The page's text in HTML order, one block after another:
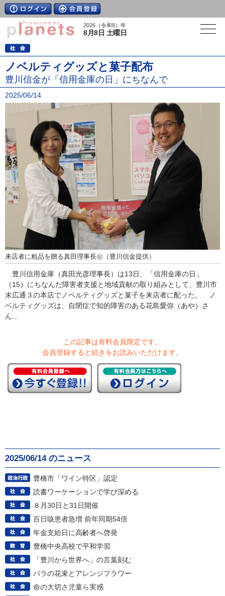
2026（令和8）年
8月8日 土曜日
ノベルティグッズと菓子配布
豊川信金が「信用金庫の日」にちなんで
2025/06/14
来店者に粗品を贈る真田理事長㊨（豊川信金提供）
豊川信用金庫（真田光彦理事長）は13日、「信用金庫の日」
（15）にちなんだ障害者支援と地域貢献の取り組みとして、豊川市
末広通３の本店でノベルティグッズと菓子を来店者に配った。 ノ
ベルティグッズは、自閉症で知的障害のある花島愛弥（あや）さ
ん...
この記事は有料会員限定です。
会員登録すると続きをお読みいただけます。
2025/06/14 のニュース
豊橋市「ワイン特区」認定
読書ワーケーションで学び深める
８月30日と31日開催
百日咳患者急増 前年同期54倍
年金支給日に高齢者へ啓発
豊橋中央高校で平和学習
「豊川から世界へ」の言葉刻む
バラの花束とアレンジフラワー
命の大切さ児童ら実感